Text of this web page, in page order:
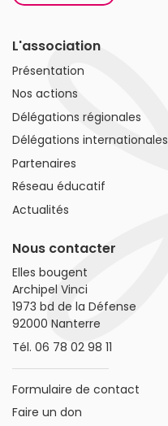
L'association
Présentation
Nos actions
Délégations régionales
Délégations internationales
Partenaires
Réseau éducatif
Actualités
Nous contacter
Elles bougent
Archipel Vinci
1973 bd de la Défense
92000 Nanterre
Tél. 06 78 02 98 11
Formulaire de contact
Faire un don